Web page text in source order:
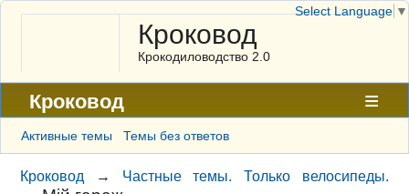
Кроковод
Крокодиловодство 2.0
Кроковод
Форум
Архив
Активные темы Темы без ответов
Кроковод → Частные темы. Только велосипеды.
Select Language ▼